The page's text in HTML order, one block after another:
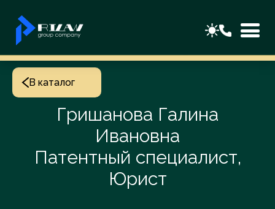
В каталог
Гришанова Галина
Ивановна
Патентный специалист,
Юрист